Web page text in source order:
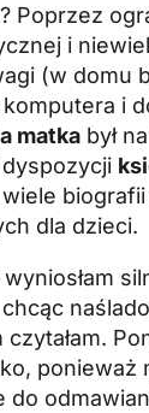
Poprzez
i
(w domu
i
matka był
dyspozycji
dla dzieci.
ponieważ
do